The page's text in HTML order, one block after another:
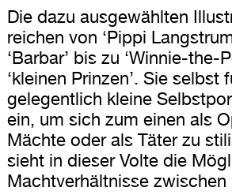
Die dazu ausgewählten
reichen von ‘Pippi
‘Barbar’ bis zu ‘Winnie-the-
‘kleinen Prinzen’. Sie selbst
gelegentlich kleine
ein, um sich zum einen als
Mächte oder als Täter zu
sieht in dieser Volte die
Machtverhältnisse